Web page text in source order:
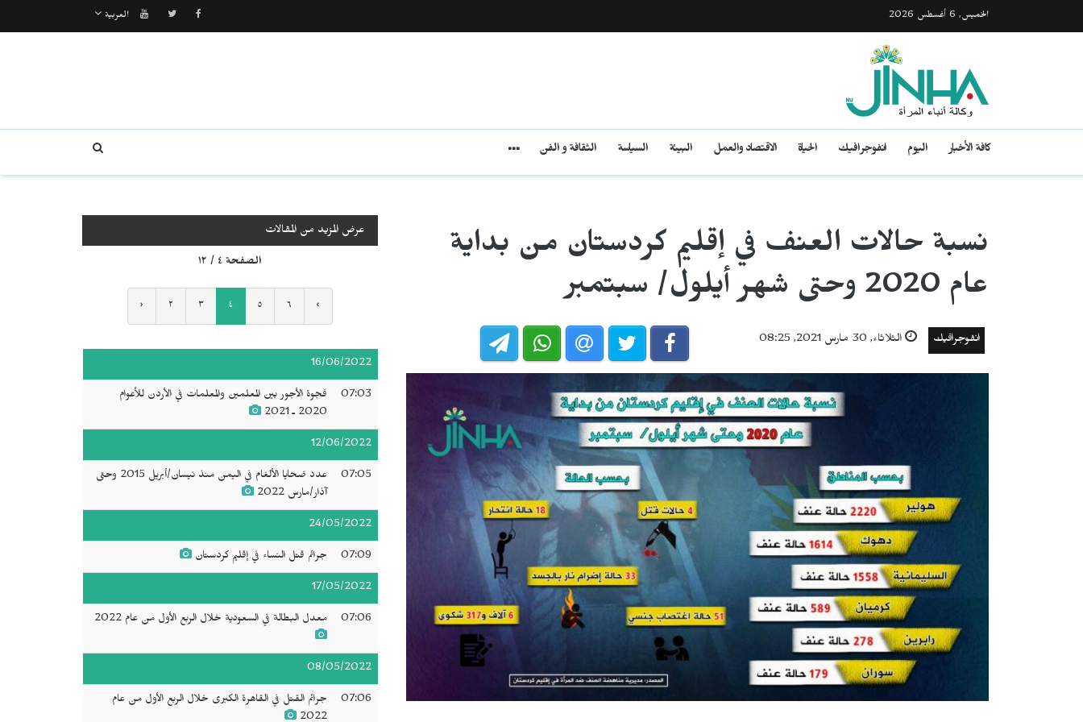
الخميس, 6 أغسطس 2026 العربية
كافة الأخبار اليوم انفوجرافيك الحياة الاقتصاد والعمل البيئة السياسة الثقافة و الفن
نسبة حالات العنف في إقليم كردستان من بداية
عام 2020 وحتى شهر أيلول/ سبتمبر
انفوجرافيك الثلاثاء, 30 مارس 2021, 08:25
عرض المزيد من المقالات
الصفحة ٤ / ١٢
‹ ٢ ٣ ٤ ٥ ٦ ›
16/06/2022
07:03
فجوة الأجور بين المعلمين والمعلمات في الأردن للأعوام
2020 ـ 2021
12/06/2022
07:05
عدد ضحايا الألغام في اليمن منذ نيسان/أبريل 2015 وحتى
آذار/مارس 2022
24/05/2022
07:09 جرائم قتل النساء في إقليم كردستان
17/05/2022
07:06 معدل البطالة في السعودية خلال الربع الأول من عام 2022
08/05/2022
07:06
جرائم القتل في القاهرة الكبرى خلال الربع الأول من عام
2022